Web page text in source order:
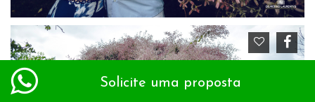
Solicite uma proposta